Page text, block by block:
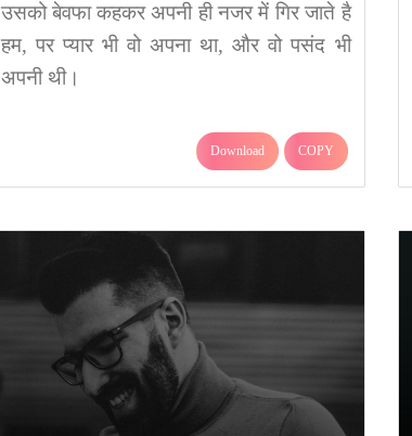
उसको बेवफा कहकर अपनी ही नजर में गिर जाते है
हम, पर प्यार भी वो अपना था, और वो पसंद भी
अपनी थी।
Download COPY